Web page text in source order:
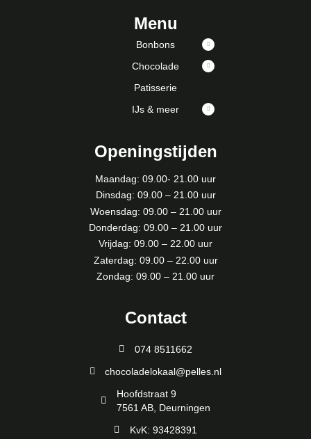
Menu
Bonbons
Chocolade
Patisserie
IJs & meer
Openingstijden
Maandag: 09.00- 21.00 uur
Dinsdag: 09.00 – 21.00 uur
Woensdag: 09.00 – 21.00 uur
Donderdag: 09.00 – 21.00 uur
Vrijdag: 09.00 – 22.00 uur
Zaterdag: 09.00 – 22.00 uur
Zondag: 09.00 – 21.00 uur
Contact
074 8511662
chocoladelokaal@pelles.nl
Hoofdstraat 9
7561 AB, Deurningen
KvK: 93428391